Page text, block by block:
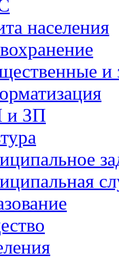
населения
и
ЗП